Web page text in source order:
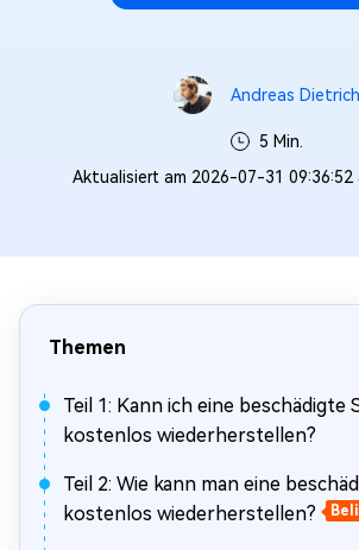
Andreas Dietrich
5 Min.
Aktualisiert am 2026-07-31 09:36:52
Themen
Teil 1: Kann ich eine beschädigte
kostenlos wiederherstellen?
Teil 2: Wie kann man eine
kostenlos wiederherstellen?